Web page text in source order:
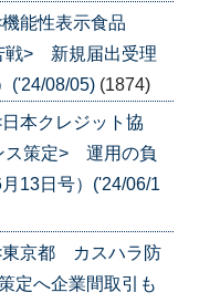
能性表示食品
戦> 新規届出受理
('24/08/05) (1874)
本クレジット協
ス策定> 運用の負
13日号）('24/06/1
東京都 カスハラ防
定へ企業間取引も